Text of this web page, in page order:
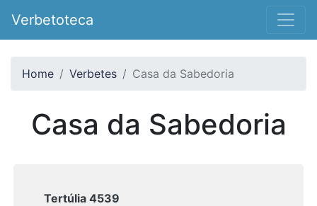
Verbetoteca
Home Verbetes Casa da Sabedoria
Casa da Sabedoria
Tertúlia 4539